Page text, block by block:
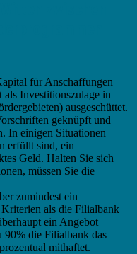
für Anschaffungen
Investitionszulage in
ausgeschüttet.
geknüpft und
In einigen Situationen
erfüllt sind, ein
Geld. Halten Sie sich
müssen Sie die
zumindest ein
als die Filialbank
ein Angebot
90% die Filialbank das
mithaftet.